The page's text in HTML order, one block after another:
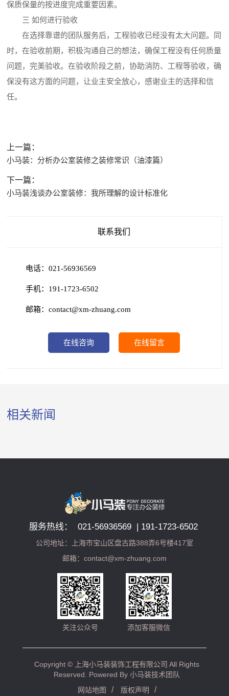
保质保量的按进度完成重要因素。
三 如何进行验收
在选择靠谱的团队服务后，工程验收已经没有太大问题。同
时，在验收前期，积极沟通自己的想法，确保工程没有任何质量
问题，完美验收。在验收阶段之前，协助消防、工程等验收，确
保没有这方面的问题，让业主安全放心，感谢业主的选择和信
任。
上一篇：
小马装：分析办公室装修之装修常识（油漆篇）
下一篇：
小马装浅谈办公室装修：我所理解的设计标准化
联系我们
电话：021-56936569
手机：191-1723-6502
邮箱：contact@xm-zhuang.com
在线咨询 在线留言
相关新闻
服务热线： 021-56936569 | 191-1723-6502
公司地址：上海市宝山区盘古路388弄6号楼417室
邮箱：contact@xm-zhuang.com
关注公众号 添加客服微信
Copyright © 上海小马装装饰工程有限公司 All Rights
Reserved. Powered By小马装技术团队
网站地图
/ 版权声明 /